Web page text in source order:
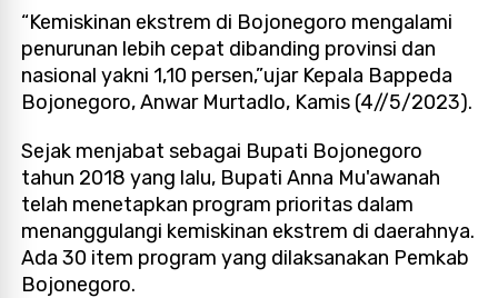
“Kemiskinan ekstrem di Bojonegoro mengalami
penurunan lebih cepat dibanding provinsi dan
nasional yakni 1,10 persen,”ujar Kepala Bappeda
Bojonegoro, Anwar Murtadlo, Kamis (4//5/2023).
Sejak menjabat sebagai Bupati Bojonegoro
tahun 2018 yang lalu, Bupati Anna Mu'awanah
telah menetapkan program prioritas dalam
menanggulangi kemiskinan ekstrem di daerahnya.
Ada 30 item program yang dilaksanakan Pemkab
Bojonegoro.